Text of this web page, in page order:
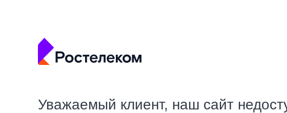
Уважаемый клиент, наш сайт